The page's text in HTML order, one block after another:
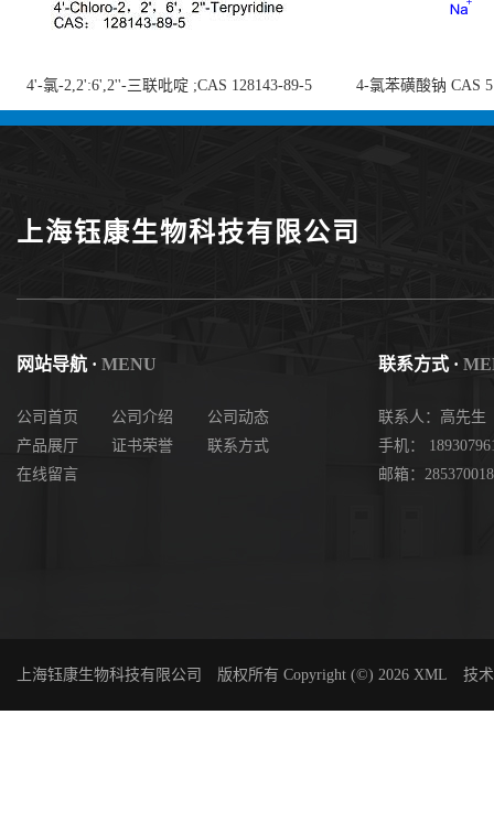
4'-氯-2,2':6',2''-三联吡啶 ;CAS 128143-89-5
;4'-Chloro-2,2':6',2''-terpyridine;4-
4-氯苯磺酸钠 CAS
上海钰康生物科技有限公司
网站导航 · MENU
公司首页 公司介绍
公司动态
产品展厅
证书荣誉
联系方式
在线留言
联系方式 ·
联系人：高先生
手机：
邮箱：
上海钰康生物科技有限公司 版权所有 Copyright (©) 2026 XML 技